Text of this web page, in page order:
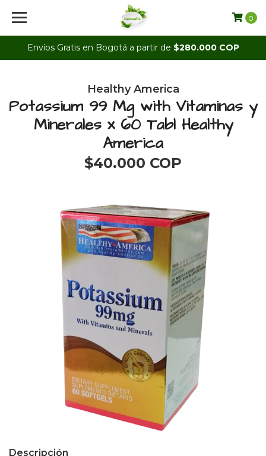
Envíos Gratis en Bogotá a partir de $280.000 COP
0
Healthy America
Potassium 99 Mg with Vitaminas y
Minerales x 60 Tabl Healthy
America
$40.000 COP
Descripción